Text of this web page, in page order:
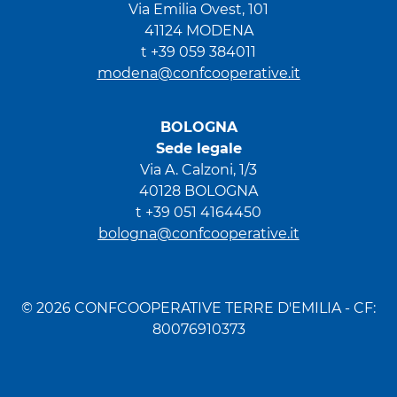
Via Emilia Ovest, 101
41124 MODENA
t +39 059 384011
modena@confcooperative.it
BOLOGNA
Sede legale
Via A. Calzoni, 1/3
40128 BOLOGNA
t +39 051 4164450
bologna@confcooperative.it
© 2026 CONFCOOPERATIVE TERRE D'EMILIA - CF:
80076910373